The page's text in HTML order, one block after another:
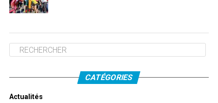
CATÉGORIES
Actualités